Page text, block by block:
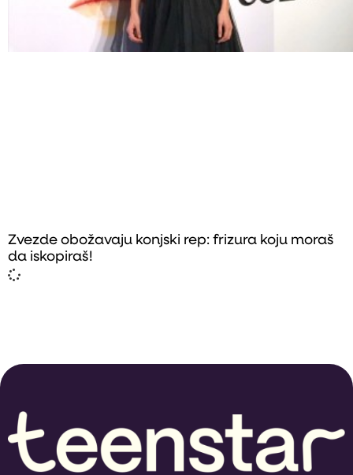
Zvezde obožavaju konjski rep: frizura koju moraš
da iskopiraš!